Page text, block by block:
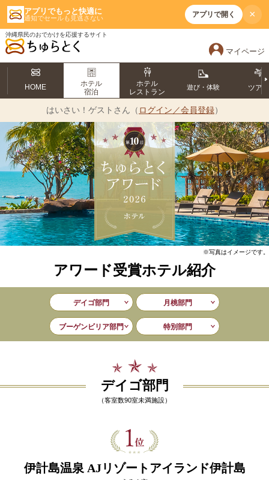
アプリでもっと快適に
通知でセールも見逃さない アプリで開く ×
沖縄県民のおでかけを応援するサイト
マイページ
HOME
ホテル
宿泊
ホテル
レストラン
遊び・体験 ツア
はいさい！ ゲストさん（ ログイン／会員登録）
※写真はイメージです。
アワード受賞ホテル紹介
デイゴ部門 月桃部門
ブーゲンビリア部門 特別部門
デイゴ部門
（客室数90室未満施設）
伊計島温泉 AJリゾートアイランド伊計島